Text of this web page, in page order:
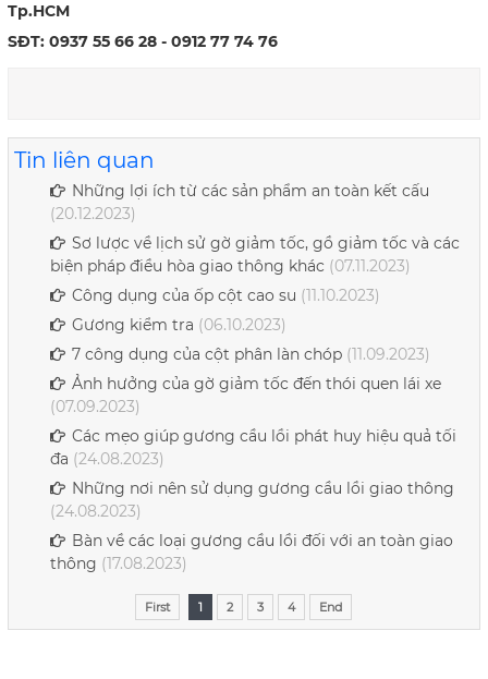
Tp.HCM
SĐT: 0937 55 66 28 - 0912 77 74 76
Tin liên quan
Những lợi ích từ các sản phẩm an toàn kết cấu
(20.12.2023)
Sơ lược về lịch sử gờ giảm tốc, gồ giảm tốc và các
biện pháp điều hòa giao thông khác (07.11.2023)
Công dụng của ốp cột cao su (11.10.2023)
Gương kiểm tra (06.10.2023)
7 công dụng của cột phân làn chóp(11.09.2023)
Ảnh hưởng của gờ giảm tốc đến thói quen lái xe
(07.09.2023)
Các mẹo giúp gương cầu lồi phát huy hiệu quả tối
đa (24.08.2023)
Những nơi nên sử dụng gương cầu lồi giao thông
(24.08.2023)
Bàn về các loại gương cầu lồi đối với an toàn giao
thông (17.08.2023)
First 1 2 3 4 End